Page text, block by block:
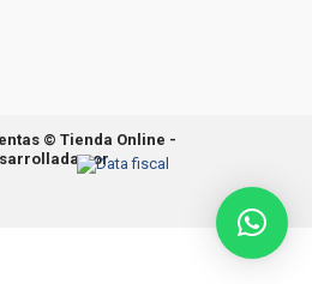
© Tienda Online -
por